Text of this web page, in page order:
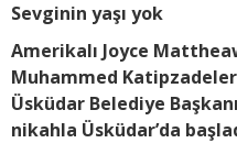
Sevginin yaşı yok
Amerikalı Joyce
Muhammed
Üsküdar Belediye
nikahla Üsküdar’da